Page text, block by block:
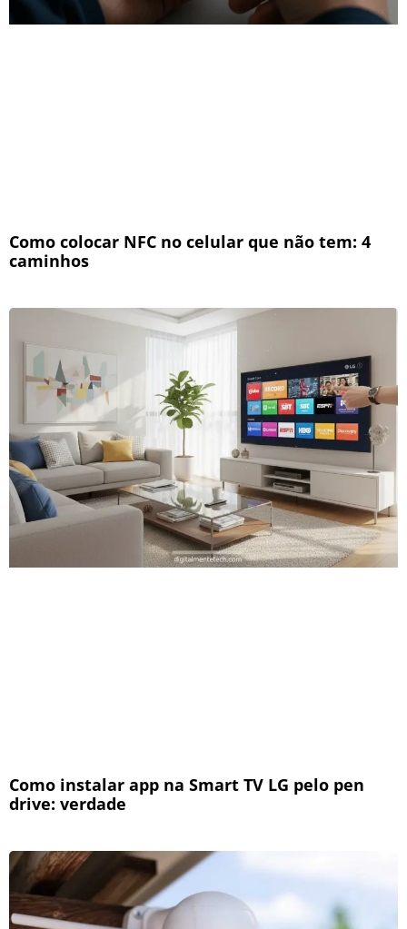
Como colocar NFC no celular que não tem: 4
caminhos
Como instalar app na Smart TV LG pelo pen
drive: verdade